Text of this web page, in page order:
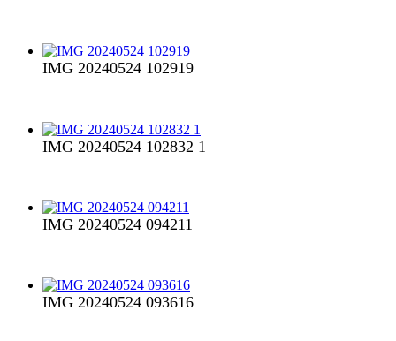
IMG 20240524 102919
IMG 20240524 102832 1
IMG 20240524 094211
IMG 20240524 093616